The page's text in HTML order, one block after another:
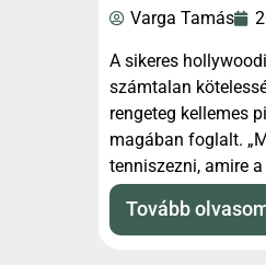
Varga Tamás
A sikeres
számtalan
rengeteg kellemes
magában foglalt.
tenniszezni, amire
golfozni, ami most a
Tovább